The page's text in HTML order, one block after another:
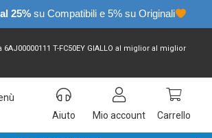
25% su Compatibili e 5% su Originali
T-FC50EY GIALLO al miglior al miglior
Aiuto
Mio account Carrello